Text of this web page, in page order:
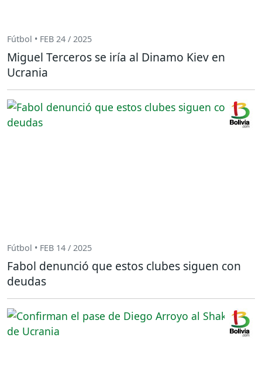
Fútbol • FEB 24 / 2025
Miguel Terceros se iría al Dinamo Kiev en
Ucrania
Fútbol • FEB 14 / 2025
Fabol denunció que estos clubes siguen con
deudas